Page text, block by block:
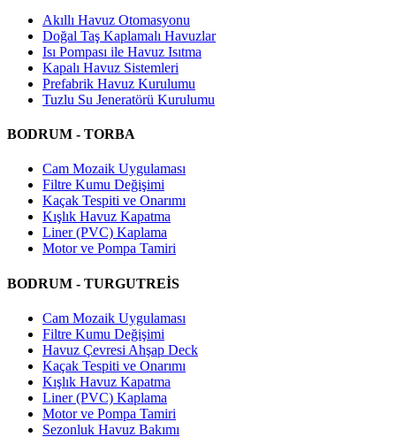
Akıllı Havuz Otomasyonu
Doğal Taş Kaplamalı Havuzlar
Isı Pompası ile Havuz Isıtma
Kapalı Havuz Sistemleri
Prefabrik Havuz Kurulumu
Tuzlu Su Jeneratörü Kurulumu
BODRUM - TORBA
Cam Mozaik Uygulaması
Filtre Kumu Değişimi
Kaçak Tespiti ve Onarımı
Kışlık Havuz Kapatma
Liner (PVC) Kaplama
Motor ve Pompa Tamiri
BODRUM - TURGUTREİS
Cam Mozaik Uygulaması
Filtre Kumu Değişimi
Havuz Çevresi Ahşap Deck
Kaçak Tespiti ve Onarımı
Kışlık Havuz Kapatma
Liner (PVC) Kaplama
Motor ve Pompa Tamiri
Sezonluk Havuz Bakımı